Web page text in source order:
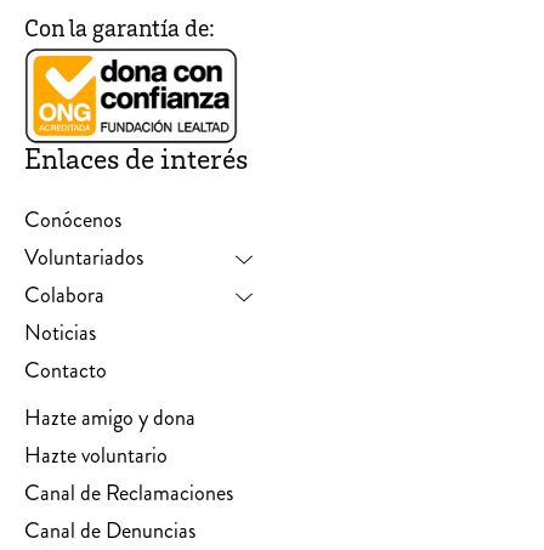
Con la garantía de:
Enlaces de interés
Conócenos
Voluntariados
Colabora
Noticias
Contacto
Hazte amigo y dona
Hazte voluntario
Canal de Reclamaciones
Canal de Denuncias